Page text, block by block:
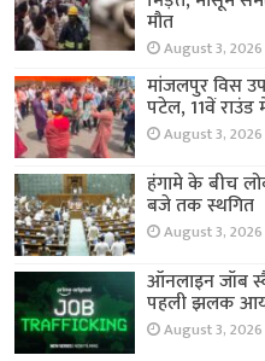
मौत
August 3, 2026
मांजलपुर विस
पटेल, 11वें राउंड
August 3, 2026
हंगामे के बीच
बजे तक स्थगित
August 3, 2026
ऑनलाइन जॉब
पहली झलक
August 3, 2026